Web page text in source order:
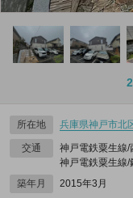
所在地 兵庫県神戸市北
交通
神戸電鉄粟生線
神戸電鉄粟生線
築年月
2015年3月